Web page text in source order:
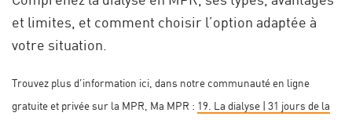
et limites, et comment choisir l’option adaptée à
votre situation.
Trouvez plus d’information ici, dans notre communauté en ligne
gratuite et privée sur la MPR, Ma MPR : 19. La dialyse | 31 jours de la